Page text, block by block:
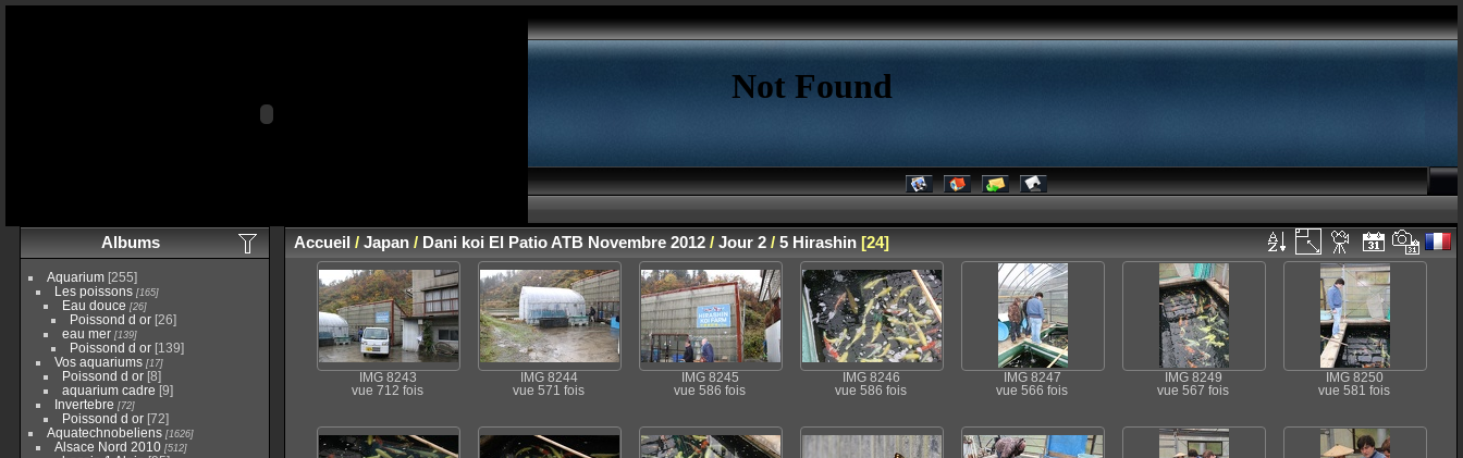
Albums
Aquarium [255]
Les poissons [165]
Eau douce [26]
Poissond d or [26]
eau mer [139]
Poissond d or [139]
Vos aquariums [17]
Poissond d or [8]
aquarium cadre [9]
Invertebre [72]
Poissond d or [72]
Aquatechnobeliens [1626]
Alsace Nord 2010 [512]
Accueil/ Japan/ Dani koi El Patio ATB Novembre 2012/ Jour 2/ 5 Hirashin[24]
IMG 8243
vue 712 fois
IMG 8244
vue 571 fois
IMG 8245
vue 586 fois
IMG 8246
vue 586 fois
IMG 8247
vue 566 fois
IMG 8249
vue 567 fois
IMG 8250
vue 581 fois